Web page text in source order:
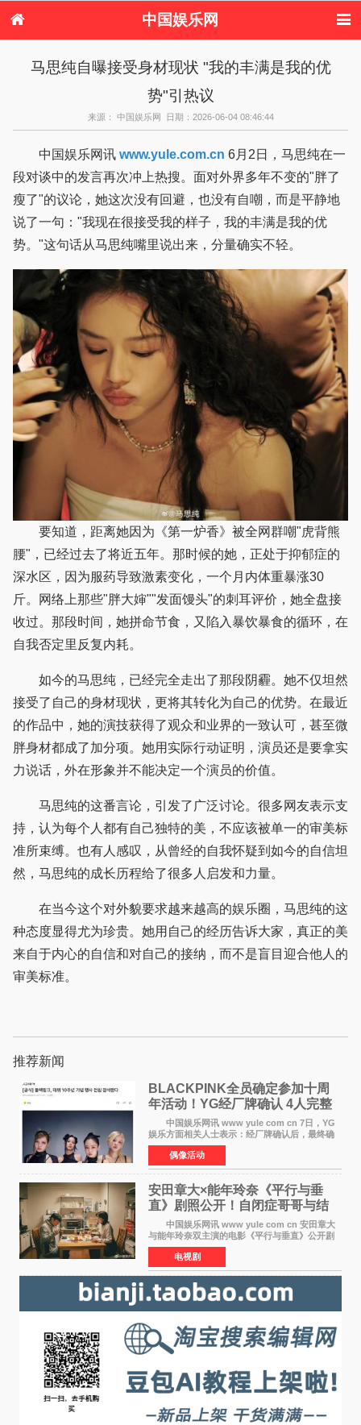
中国娱乐网
电视剧
演唱会 综艺节目
偶像活动
马思纯自曝接受身材现状 "我的丰满是我的优
势"引热议
来源： 中国娱乐网 日期：2026-06-04 08:46:44
中国娱乐网讯 www.yule.com.cn
段对谈中的发言再次冲上热搜。面对外界多年不变的"胖了
瘦了"的议论，她这次没有回避，也没有自嘲，而是平静地
说了一句："我现在很接受我的样子，我的丰满是我的优
势。"这句话从马思纯嘴里说出来，分量确实不轻。
要知道，距离她因为《第一炉香》被全网群嘲"虎背熊
腰"，已经过去了将近五年。那时候的她，正处于抑郁症的
深水区，因为服药导致激素变化，一个月内体重暴涨30
斤。网络上那些"胖大婶""发面馒头"的刺耳评价，她全盘接
收过。那段时间，她拼命节食，又陷入暴饮暴食的循环，在
自我否定里反复内耗。
如今的马思纯，已经完全走出了那段阴霾。她不仅坦然
接受了自己的身材现状，更将其转化为自己的优势。在最近
的作品中，她的演技获得了观众和业界的一致认可，甚至微
胖身材都成了加分项。她用实际行动证明，演员还是要拿实
力说话，外在形象并不能决定一个演员的价值。
马思纯的这番言论，引发了广泛讨论。很多网友表示支
持，认为每个人都有自己独特的美，不应该被单一的审美标
准所束缚。也有人感叹，从曾经的自我怀疑到如今的自信坦
然，马思纯的成长历程给了很多人启发和力量。
在当今这个对外貌要求越来越高的娱乐圈，马思纯的这
种态度显得尤为珍贵。她用自己的经历告诉大家，真正的美
来自于内心的自信和对自己的接纳，而不是盲目迎合他人的
审美标准。
推荐新闻
BLACKPINK全员确定参加十周
年活动！YG经厂牌确认 4人完整
体合体成行
中国娱乐网讯 www yule com cn 7日，YG
娱乐方面相关人士表示：经厂牌确认后，最终确
定4名成员均将出席。YG方面最终确认了智秀、
JENNIE、ROS&Eacute;、LISA四位
BLACKPINK成员全员出席，使组
偶像活动
安田章大×能年玲奈《平行与垂
直》剧照公开！自闭症哥哥与结
婚前夕妹妹直面未来
中国娱乐网讯 www yule com cn 安田章大
与能年玲奈双主演的电影《平行与垂直》公开剧
照，该片将于8月28日上映。 本片围绕患有自
闭症谱系障碍的哥哥大贵（安田章大 饰）与即将
结婚的妹妹
电视剧